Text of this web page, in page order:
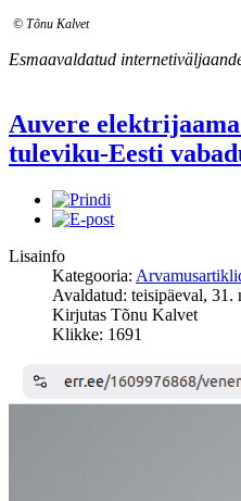
© Tõnu Kalvet
Esmaavaldatud
Auvere
tuleviku-Eesti
Lisainfo
Kategooria:
Avaldatud: teisipäeval, 31.
Kirjutas Tõnu Kalvet
Klikke: 1691